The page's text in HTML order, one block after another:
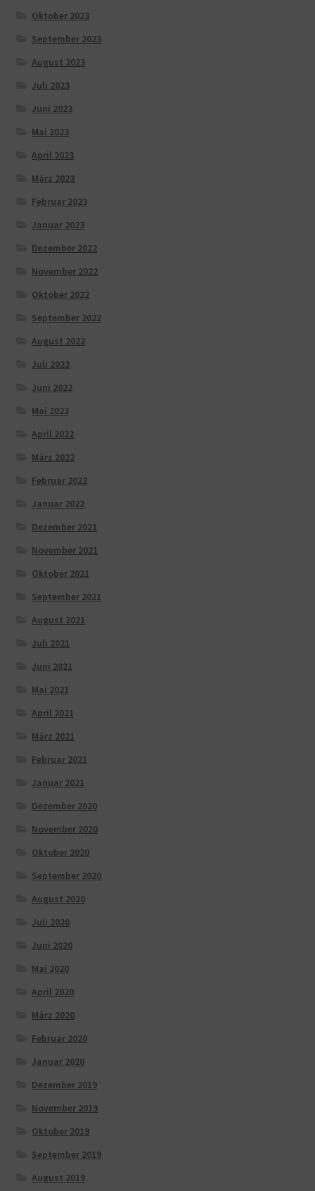
Oktober 2023
September 2023
August 2023
Juli 2023
Juni 2023
Mai 2023
April 2023
März 2023
Februar 2023
Januar 2023
Dezember 2022
November 2022
Oktober 2022
September 2022
August 2022
Juli 2022
Juni 2022
Mai 2022
April 2022
März 2022
Februar 2022
Januar 2022
Dezember 2021
November 2021
Oktober 2021
September 2021
August 2021
Juli 2021
Juni 2021
Mai 2021
April 2021
März 2021
Februar 2021
Januar 2021
Dezember 2020
November 2020
Oktober 2020
September 2020
August 2020
Juli 2020
Juni 2020
Mai 2020
April 2020
März 2020
Februar 2020
Januar 2020
Dezember 2019
November 2019
Oktober 2019
September 2019
August 2019